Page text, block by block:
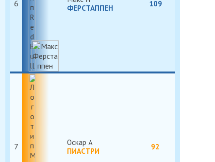
6
ФЕРСТАППЕН
109
7
Оскар
ПИАСТРИ
92